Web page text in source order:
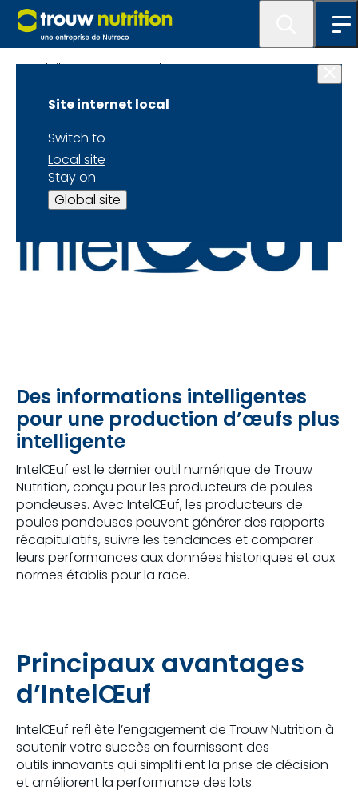
Site internet local
Switch to
Local site
Stay on
Global site
Volailles-Notre approche
Des informations intelligentes
pour une production d’œufs plus
intelligente
IntelŒuf est le dernier outil numérique de Trouw
Nutrition, conçu pour les producteurs de poules
pondeuses. Avec IntelŒuf, les producteurs de
poules pondeuses peuvent générer des rapports
récapitulatifs, suivre les tendances et comparer
leurs performances aux données historiques et aux
normes établis pour la race.
Principaux avantages
d’IntelŒuf
IntelŒuf refl ète l’engagement de Trouw Nutrition à
soutenir votre succès en fournissant des
outils innovants qui simplifi ent la prise de décision
et améliorent la performance des lots.